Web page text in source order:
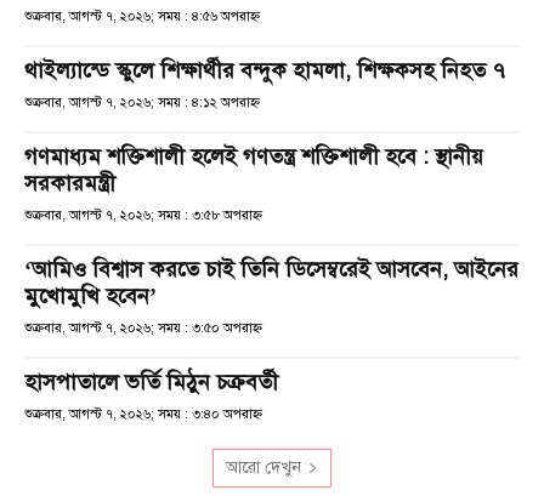
শুক্রবার, আগস্ট ৭, ২০২৬; সময় : ৪:৫৬ অপরাহ্ণ
থাইল্যান্ডে স্কুলে শিক্ষার্থীর বন্দুক হামলা, শিক্ষকসহ নিহত ৭
শুক্রবার, আগস্ট ৭, ২০২৬; সময় : ৪:১২ অপরাহ্ণ
গণমাধ্যম শক্তিশালী হলেই গণতন্ত্র শক্তিশালী হবে : স্থানীয়
সরকারমন্ত্রী
শুক্রবার, আগস্ট ৭, ২০২৬; সময় : ৩:৫৮ অপরাহ্ণ
‘আমিও বিশ্বাস করতে চাই তিনি ডিসেম্বরেই আসবেন, আইনের
মুখোমুখি হবেন’
শুক্রবার, আগস্ট ৭, ২০২৬; সময় : ৩:৫০ অপরাহ্ণ
হাসপাতালে ভর্তি মিঠুন চক্রবর্তী
শুক্রবার, আগস্ট ৭, ২০২৬; সময় : ৩:৪০ অপরাহ্ণ
আরো দেখুন